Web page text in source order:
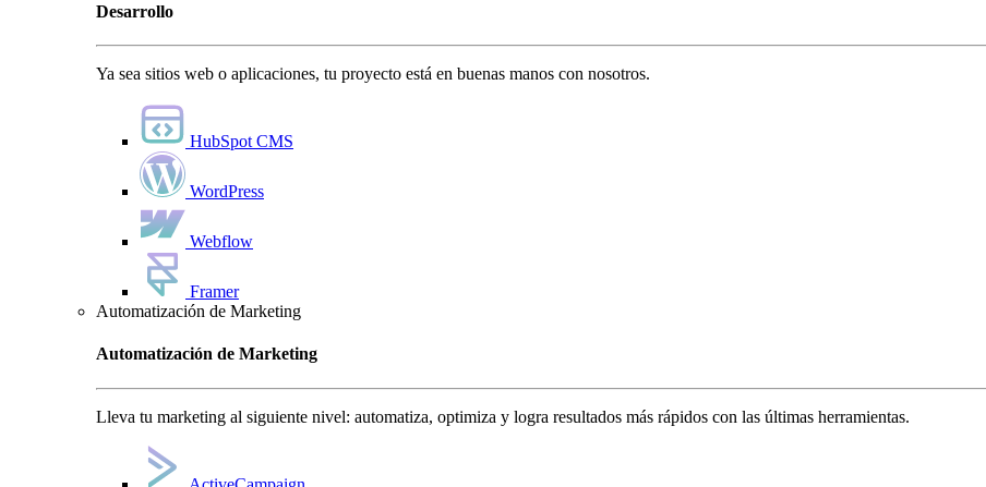
Desarrollo
Ya sea sitios web o aplicaciones, tu proyecto está en buenas manos con nosotros.
HubSpot CMS
WordPress
Webflow
Framer
Automatización de Marketing
Automatización de Marketing
Lleva tu marketing al siguiente nivel: automatiza, optimiza y logra resultados más rápidos con las últimas herramientas.